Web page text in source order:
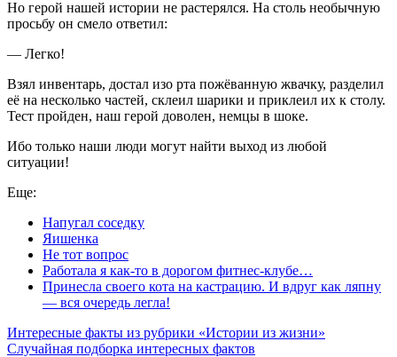
Но герой нашей истории не растерялся. На столь необычную
просьбу он смело ответил:
— Легко!
Взял инвентарь, достал изо рта пожёванную жвачку, разделил
её на несколько частей, склеил шарики и приклеил их к столу.
Тест пройден, наш герой доволен, немцы в шоке.
Ибо только наши люди могут найти выход из любой
ситуации!
Еще:
Напугал соседку
Яишенка
Не тот вопрос
Работала я как-то в дорогом фитнес-клубе…
Принесла своего кота на кастрацию. И вдруг как ляпну
— вся очередь легла!
Интересные факты из рубрики «Истории из жизни»
Случайная подборка интересных фактов